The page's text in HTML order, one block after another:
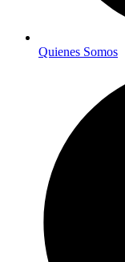
Quienes Somos